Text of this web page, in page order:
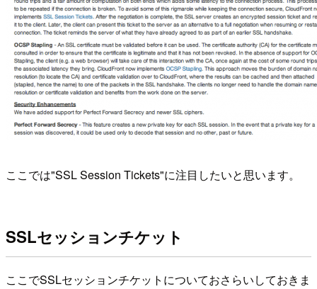
ここでは"SSL Session Tickets"に注目したいと思います。
SSLセッションチケット
ここでSSLセッションチケットについておさらいしておきま